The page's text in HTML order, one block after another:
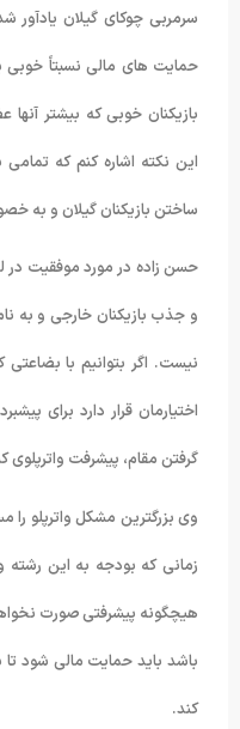
سرمربی چوکای گیلان یادآور
حمایت های مالی نسبتاً خوبی
بازیکنان خوبی که بیشتر
این نکته اشاره کنم که
ساختن بازیکنان گیلان و به
حسن زاده در مورد موفقیت در
و جذب بازیکنان خارجی و به
نیست. اگر بتوانیم با
اختیارمان قرار دارد برای
گرفتن مقام، پیشرفت واترپلوی
وی بزرگترین مشکل واترپلو را
زمانی که بودجه به این رشته
هیچگونه پیشرفتی صورت
باشد باید حمایت مالی شود
کند.